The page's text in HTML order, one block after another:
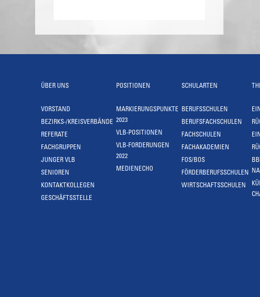
ÜBER UNS
VORSTAND
BEZIRKS-/KREISVERBÄNDE
REFERATE
FACHGRUPPEN
JUNGER VLB
SENIOREN
KONTAKTKOLLEGEN
GESCHÄFTSSTELLE
POSITIONEN
MARKIERUNGSPUNKTE
2023
VLB-POSITIONEN
VLB-FORDERUNGEN
2022
MEDIENECHO
SCHULARTEN
BERUFSSCHULEN
BERUFSFACHSCHULEN
FACHSCHULEN
FACHAKADEMIEN
FOS/BOS
FÖRDERBERUFSSCHULEN
WIRTSCHAFTSSCHULEN